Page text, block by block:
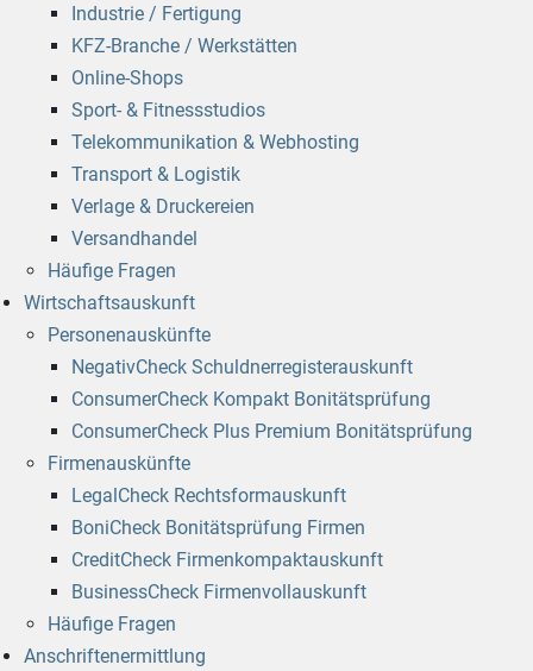
Industrie / Fertigung
KFZ-Branche / Werkstätten
Online-Shops
Sport- & Fitnessstudios
Telekommunikation & Webhosting
Transport & Logistik
Verlage & Druckereien
Versandhandel
Häufige Fragen
Wirtschaftsauskunft
Personenauskünfte
NegativCheck Schuldnerregisterauskunft
ConsumerCheck Kompakt Bonitätsprüfung
ConsumerCheck Plus Premium Bonitätsprüfung
Firmenauskünfte
LegalCheck Rechtsformauskunft
BoniCheck Bonitätsprüfung Firmen
CreditCheck Firmenkompaktauskunft
BusinessCheck Firmenvollauskunft
Häufige Fragen
Anschriftenermittlung